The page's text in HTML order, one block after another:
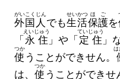
外国人
がいこくじん
でも生活
せいかつ
保護
ほご
を
「 永住
えいじゅう
」や「 定住
ていじゅう
」
使
つか
うことができせん。
は
は、 使
つか
うことができせ